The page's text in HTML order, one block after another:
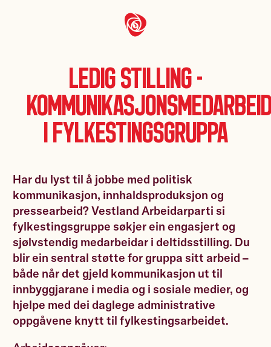
Ledig stilling -
i fylkestingsgruppa
Har du lyst til å jobbe med politisk
kommunikasjon, innhaldsproduksjon og
pressearbeid? Vestland Arbeidarparti si
fylkestingsgruppe søkjer ein engasjert og
sjølvstendig medarbeidar i deltidsstilling. Du
blir ein sentral støtte for gruppa sitt arbeid –
både når det gjeld kommunikasjon ut til
innbyggjarane i media og i sosiale medier, og
hjelpe med dei daglege administrative
oppgåvene knytt til fylkestingsarbeidet.